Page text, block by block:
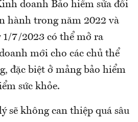
doanh Bảo hiểm sửa đổi
hành trong năm 2022 và
1/7/2023 có thể mở ra
mới cho các chủ thể
đặc biệt ở mảng bảo hiểm
sức khỏe.
sẽ không can thiệp quá sâu